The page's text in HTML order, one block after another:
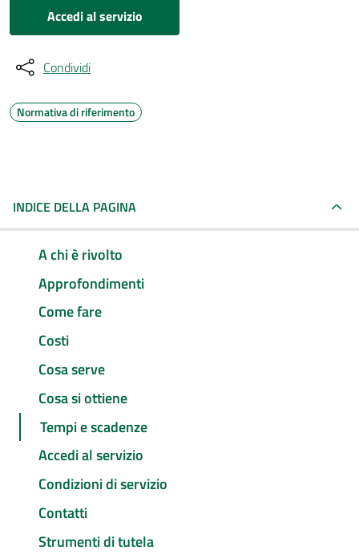
Accedi al servizio
Condividi
Normativa di riferimento
INDICE DELLA PAGINA
A chi è rivolto
Approfondimenti
Come fare
Costi
Cosa serve
Cosa si ottiene
Tempi e scadenze
Accedi al servizio
Condizioni di servizio
Contatti
Strumenti di tutela